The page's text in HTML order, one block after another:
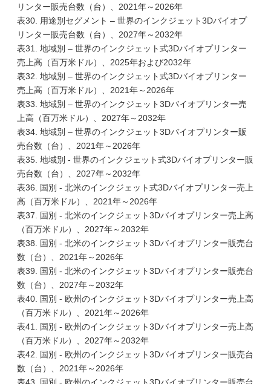
リンター販売台数（台）、2021年～2026年
表30. 用途別セグメント – 世界のインクジェット3Dバイオプ
リンター販売台数（台）、2027年～2032年
表31. 地域別 – 世界のインクジェット式3Dバイオプリンター
売上高（百万米ドル）、2025年および2032年
表32. 地域別 – 世界のインクジェット式3Dバイオプリンター
売上高（百万米ドル）、2021年～2026年
表33. 地域別 – 世界のインクジェット3Dバイオプリンター売
上高（百万米ドル）、2027年～2032年
表34. 地域別 – 世界のインクジェット3Dバイオプリンター販
売台数（台）、2021年～2026年
表35. 地域別 - 世界のインクジェット式3Dバイオプリンター販
売台数（台）、2027年～2032年
表36. 国別 - 北米のインクジェット式3Dバイオプリンター売上
高（百万米ドル）、2021年～2026年
表37. 国別 - 北米のインクジェット3Dバイオプリンター売上高
（百万米ドル）、2027年～2032年
表38. 国別 - 北米のインクジェット3Dバイオプリンター販売台
数（台）、2021年～2026年
表39. 国別 - 北米のインクジェット3Dバイオプリンター販売台
数（台）、2027年～2032年
表40. 国別 - 欧州のインクジェット3Dバイオプリンター売上高
（百万米ドル）、2021年～2026年
表41. 国別 - 欧州のインクジェット3Dバイオプリンター売上高
（百万米ドル）、2027年～2032年
表42. 国別 - 欧州のインクジェット3Dバイオプリンター販売台
数（台）、2021年～2026年